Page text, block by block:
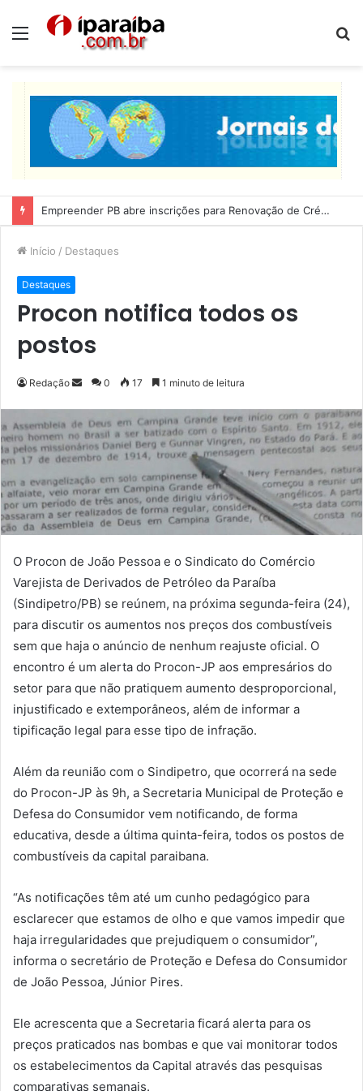
Menu
Empreender PB abre inscrições para Renovação de Crédito
Início / Destaques
Destaques
Procon notifica todos os
postos
Redação
n
d
e
u
m
e
-
m
a
i
0 17 1 minuto de leitura
O Procon de João Pessoa e o Sindicato do Comércio
Varejista de Derivados de Petróleo da Paraíba
(Sindipetro/PB) se reúnem, na próxima segunda-feira (24),
para discutir os aumentos nos preços dos combustíveis
sem que haja o anúncio de nenhum reajuste oficial. O
encontro é um alerta do Procon-JP aos empresários do
setor para que não pratiquem aumento desproporcional,
injustificado e extemporâneos, além de informar a
tipificação legal para esse tipo de infração.
Além da reunião com o Sindipetro, que ocorrerá na sede
do Procon-JP às 9h, a Secretaria Municipal de Proteção e
Defesa do Consumidor vem notificando, de forma
educativa, desde a última quinta-feira, todos os postos de
combustíveis da capital paraibana.
“As notificações têm até um cunho pedagógico para
esclarecer que estamos de olho e que vamos impedir que
haja irregularidades que prejudiquem o consumidor”,
informa o secretário de Proteção e Defesa do Consumidor
de João Pessoa, Júnior Pires.
Ele acrescenta que a Secretaria ficará alerta para os
preços praticados nas bombas e que vai monitorar todos
os estabelecimentos da Capital através das pesquisas
comparativas semanais.